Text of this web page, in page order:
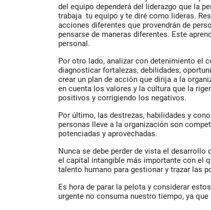
del equipo dependerá del liderazgo que la
trabaja tu equipo y te diré como lideras.
acciones diferentes que provendrán de
pensarse de maneras diferentes. Este
personal.
Por otro lado, analizar con detenimiento el
diagnosticar fortalezas, debilidades,
crear un plan de acción que dirija a la
en cuenta los valores y la cultura que la
positivos y corrigiendo los negativos.
Por último, las destrezas, habilidades y
personas lleve a la organización son
potenciadas y aprovechadas.
Nunca se debe perder de vista el
el capital intangible más importante con el
talento humano para gestionar y trazar las
Es hora de parar la pelota y considerar
urgente no consuma nuestro tiempo, ya